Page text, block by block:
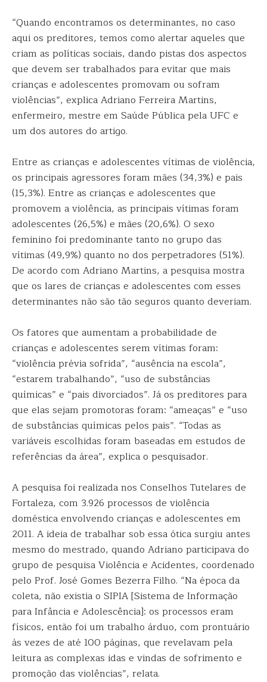
“Quando encontramos os determinantes, no caso
aqui os preditores, temos como alertar aqueles que
criam as políticas sociais, dando pistas dos aspectos
que devem ser trabalhados para evitar que mais
crianças e adolescentes promovam ou sofram
violências”, explica Adriano Ferreira Martins,
enfermeiro, mestre em Saúde Pública pela UFC e
um dos autores do artigo.
Entre as crianças e adolescentes vítimas de violência,
os principais agressores foram mães (34,3%) e pais
(15,3%). Entre as crianças e adolescentes que
promovem a violência, as principais vítimas foram
adolescentes (26,5%) e mães (20,6%). O sexo
feminino foi predominante tanto no grupo das
vítimas (49,9%) quanto no dos perpetradores (51%).
De acordo com Adriano Martins, a pesquisa mostra
que os lares de crianças e adolescentes com esses
determinantes não são tão seguros quanto deveriam.
Os fatores que aumentam a probabilidade de
crianças e adolescentes serem vítimas foram:
“violência prévia sofrida”, “ausência na escola”,
“estarem trabalhando”, “uso de substâncias
químicas” e “pais divorciados”. Já os preditores para
que elas sejam promotoras foram: “ameaças” e “uso
de substâncias químicas pelos pais”. “Todas as
variáveis escolhidas foram baseadas em estudos de
referências da área”, explica o pesquisador.
A pesquisa foi realizada nos Conselhos Tutelares de
Fortaleza, com 3.926 processos de violência
doméstica envolvendo crianças e adolescentes em
2011. A ideia de trabalhar sob essa ótica surgiu antes
mesmo do mestrado, quando Adriano participava do
grupo de pesquisa Violência e Acidentes, coordenado
pelo Prof. José Gomes Bezerra Filho. “Na época da
coleta, não existia o SIPIA [Sistema de Informação
para Infância e Adolescência]: os processos eram
físicos, então foi um trabalho árduo, com prontuário
às vezes de até 100 páginas, que revelavam pela
leitura as complexas idas e vindas de sofrimento e
promoção das violências”, relata.